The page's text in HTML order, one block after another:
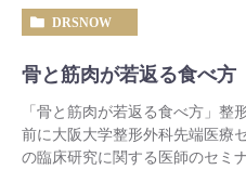
DRSNOW
骨と筋肉が若返る食べ方
「骨と筋肉が若返る食べ方」
前に大阪大学整形外科先端医療
の臨床研究に関する医師のセミ